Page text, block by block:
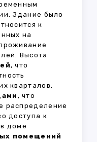
Здание было
к
на
Высота
, что
кварталов.
, что
распределение
доступа к
доме
помещений